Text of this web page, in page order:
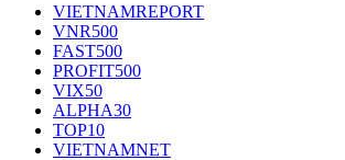
VIETNAMREPORT
VNR500
FAST500
PROFIT500
VIX50
ALPHA30
TOP10
VIETNAMNET